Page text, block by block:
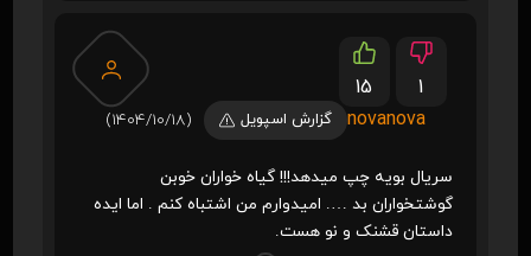
15
1
novanova
گزارش اسپویل (1404/10/18)
سریال بویه چپ میدهد!!! گیاه خواران خوبن
گوشتخواران بد …. امیدوارم من اشتباه کنم . اما ایده
داستان قشنک و نو هست.